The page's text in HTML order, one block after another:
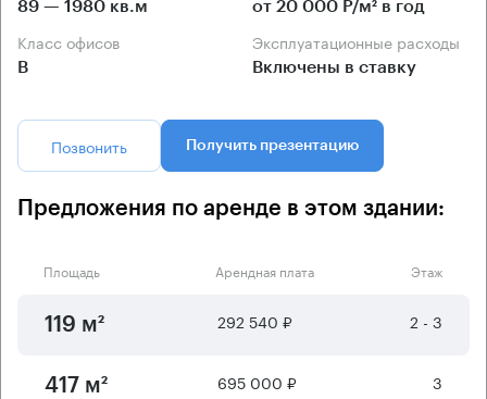
89 — 1980 кв.м от 20 000 Р/м² в год
Класс офисов
B
Эксплуатационные расходы
Включены в ставку
Позвонить Получить презентацию
Предложения по аренде в этом здании:
Площадь Арендная плата Этаж
119 м² 292 540 ₽ 2 - 3
417 м² 695 000 ₽ 3